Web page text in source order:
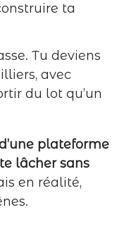
ta
Tu deviens
avec
du lot qu’un
plateforme
lâcher sans
en réalité,